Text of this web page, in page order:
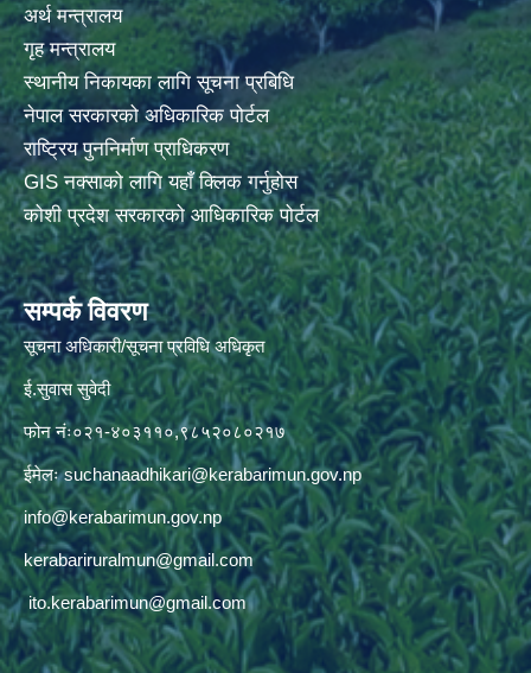
अर्थ मन्त्रालय
गृह मन्त्रालय
स्थानीय निकायका लागि सूचना प्रबिधि
नेपाल सरकारको अधिकारिक पोर्टल
राष्ट्रिय पुननिर्माण प्राधिकरण
GIS नक्साको लागि यहाँ क्लिक गर्नुहोस
कोशी प्रदेश सरकारको आधिकारिक पोर्टल
सम्पर्क विवरण
सूचना अधिकारी/सूचना प्रविधि अधिकृत
ई.सुवास सुवेदी
फोन नंः०२१-४०३११०,९८५२०८०२१७
ईमेलःsuchanaadhikari@kerabarimun.gov.np
info@kerabarimun.gov.np
kerabariruralmun@gmail.com
ito.kerabarimun@gmail.com